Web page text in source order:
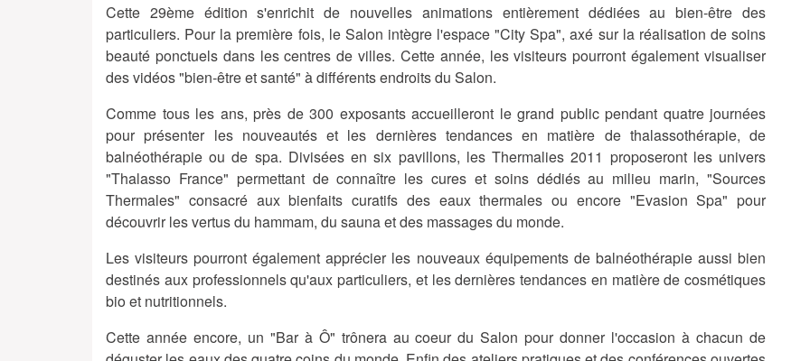
Cette 29ème édition s'enrichit de nouvelles animations entièrement dédiées au bien-être des
particuliers. Pour la première fois, le Salon intègre l'espace "City Spa", axé sur la réalisation de soins
beauté ponctuels dans les centres de villes. Cette année, les visiteurs pourront également visualiser
des vidéos "bien-être et santé" à différents endroits du Salon.
Comme tous les ans, près de 300 exposants accueilleront le grand public pendant quatre journées
pour présenter les nouveautés et les dernières tendances en matière de thalassothérapie, de
balnéothérapie ou de spa. Divisées en six pavillons, les Thermalies 2011 proposeront les univers
"Thalasso France" permettant de connaître les cures et soins dédiés au milieu marin, "Sources
Thermales" consacré aux bienfaits curatifs des eaux thermales ou encore "Evasion Spa" pour
découvrir les vertus du hammam, du sauna et des massages du monde.
Les visiteurs pourront également apprécier les nouveaux équipements de balnéothérapie aussi bien
destinés aux professionnels qu'aux particuliers, et les dernières tendances en matière de cosmétiques
bio et nutritionnels.
Cette année encore, un "Bar à Ô" trônera au coeur du Salon pour donner l'occasion à chacun de